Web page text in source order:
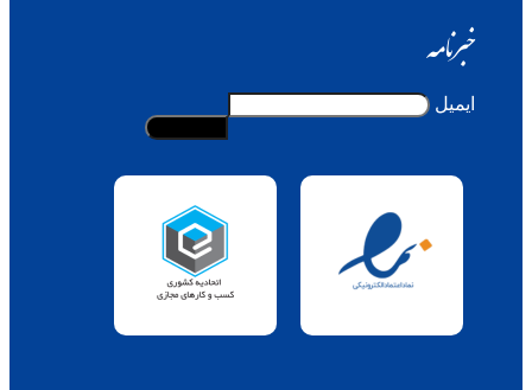
خبرنامه
ایمیل